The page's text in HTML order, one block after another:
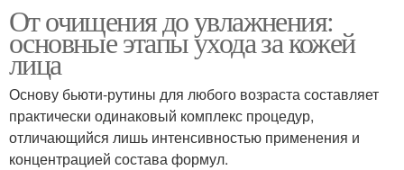
Жирная кожа Сухая кожа
Чувствительная кожа
Кожа с сальным
блеском
От очищения до увлажнения:
основные этапы ухода за кожей
лица
Основу бьюти-рутины для любого возраста составляет
практически одинаковый комплекс процедур,
отличающийся лишь интенсивностью применения и
концентрацией состава формул.